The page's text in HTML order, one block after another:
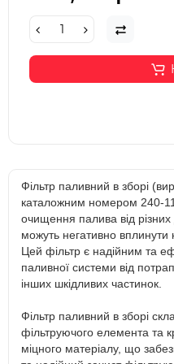
Фільтр паливний в зборі
каталожним номером 240-
очищення палива від
можуть негативно вплинути
Цей фільтр є надійним та
паливної системи від
інших шкідливих частинок.
Фільтр паливний в зборі
фільтруючого елемента та
міцного матеріалу, що